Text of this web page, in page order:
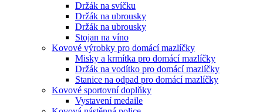
Držák na svíčku
Držák na ubrousky
Držák na ubrousky
Stojan na víno
Kovové výrobky pro domácí mazlíčky
Misky a krmítka pro domácí mazlíčky
Držák na vodítko pro domácí mazlíčky
Stanice na odpad pro domácí mazlíčky
Kovové sportovní doplňky
Vystavení medaile